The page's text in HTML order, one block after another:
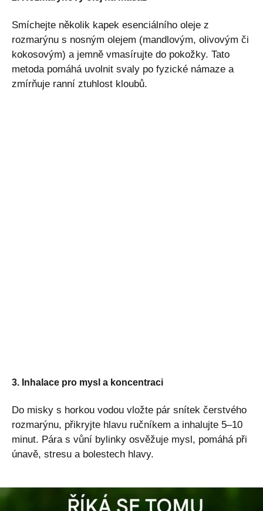
Smíchejte několik kapek esenciálního oleje z
rozmarýnu s nosným olejem (mandlovým, olivovým či
kokosovým) a jemně vmasírujte do pokožky. Tato
metoda pomáhá uvolnit svaly po fyzické námaze a
zmírňuje ranní ztuhlost kloubů.
3. Inhalace pro mysl a koncentraci
Do misky s horkou vodou vložte pár snítek čerstvého
rozmarýnu, přikryjte hlavu ručníkem a inhalujte 5–10
minut. Pára s vůní bylinky osvěžuje mysl, pomáhá při
únavě, stresu a bolestech hlavy.